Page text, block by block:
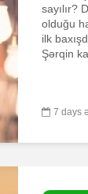
sayılır?
olduğu
ilk
Şərqin
7 days